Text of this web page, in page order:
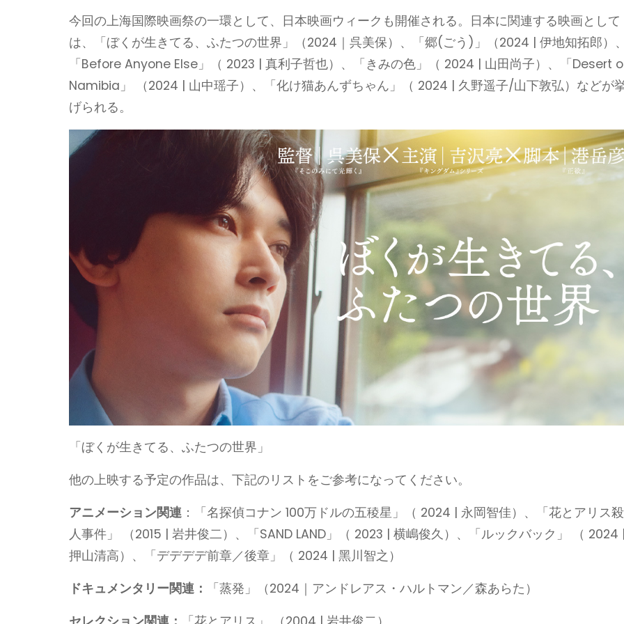
今回の上海国際映画祭の一環として、日本映画ウィークも開催される。日本に関連する映画として
は、「ぼくが生きてる、ふたつの世界」（2024｜呉美保）、「郷(ごう)」（2024 | 伊地知拓郎）
「Before Anyone Else」（ 2023 | 真利子哲也）、「きみの色」（ 2024 | 山田尚子）、「Desert
Namibia」 （2024 | 山中瑶子）、「化け猫あんずちゃん」（ 2024 | 久野遥子/山下敦弘）などが
げられる。
「ぼくが生きてる、ふたつの世界」
他の上映する予定の作品は、下記のリストをご参考になってください。
アニメーション関連 ：「名探偵コナン 100万ドルの五稜星」（ 2024 | 永岡智佳）、「花とアリス殺
人事件」 （2015 | 岩井俊二）、「SAND LAND」（ 2023 | 横嶋俊久）、「ルックバック」 （ 2024
押山清高）、「デデデデ前章／後章」（ 2024 | 黑川智之）
ドキュメンタリー関連：
「蒸発」（2024｜アンドレアス・ハルトマン／森あらた）